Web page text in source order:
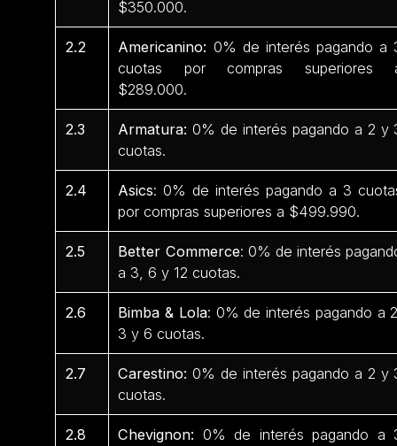
$350.000.
2.2 Americanino: 0% de interés pagando a
cuotas por compras superiores
$289.000.
2.3 Armatura: 0% de interés pagando a 2 y
cuotas.
2.4 Asics: 0% de interés pagando a 3
por compras superiores a $499.990.
2.5 Better Commerce: 0% de interés
a 3, 6 y 12 cuotas.
2.6 Bimba & Lola: 0% de interés pagando a
3 y 6 cuotas.
2.7 Carestino: 0% de interés pagando a 2 y
cuotas.
2.8 Chevignon: 0% de interés pagando a